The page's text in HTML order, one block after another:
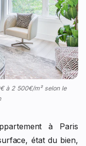
à 2 500€/m² selon le
à Paris
état du bien,